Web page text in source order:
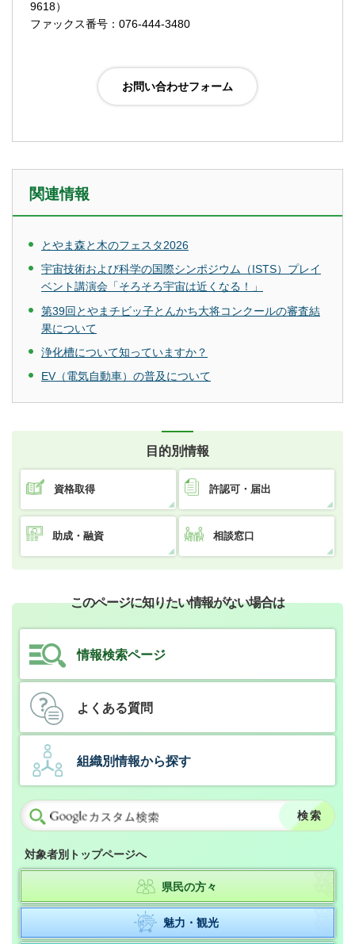
9618）
ファックス番号：076-444-3480
関連情報
とやま森と木のフェスタ2026
宇宙技術および科学の国際シンポジウム（ISTS）プレイ
ベント講演会「そろそろ宇宙は近くなる！」
第39回とやまチビッ子とんかち大将コンクールの審査結
果について
浄化槽について知っていますか？
EV（電気自動車）の普及について
目的別情報
資格取得 許認可・届出
助成・融資 相談窓口
このページに知りたい情報がない場合は
情報検索ページ
よくある質問
組織別情報から探す
対象者別トップページへ
県民の方々
魅力・観光